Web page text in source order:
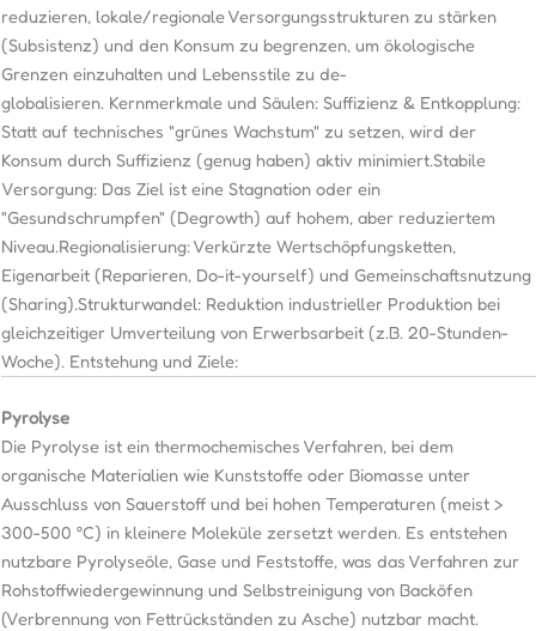
reduzieren, lokale/regionale Versorgungsstrukturen zu stärken
(Subsistenz) und den Konsum zu begrenzen, um ökologische
Grenzen einzuhalten und Lebensstile zu de-
globalisieren. Kernmerkmale und Säulen: Suffizienz & Entkopplung:
Statt auf technisches "grünes Wachstum" zu setzen, wird der
Konsum durch Suffizienz (genug haben) aktiv minimiert.Stabile
Versorgung: Das Ziel ist eine Stagnation oder ein
"Gesundschrumpfen" (Degrowth) auf hohem, aber reduziertem
Niveau.Regionalisierung: Verkürzte Wertschöpfungsketten,
Eigenarbeit (Reparieren, Do-it-yourself) und Gemeinschaftsnutzung
(Sharing).Strukturwandel: Reduktion industrieller Produktion bei
gleichzeitiger Umverteilung von Erwerbsarbeit (z.B. 20-Stunden-
Woche). Entstehung und Ziele:
Pyrolyse
Die Pyrolyse ist ein thermochemisches Verfahren, bei dem
organische Materialien wie Kunststoffe oder Biomasse unter
Ausschluss von Sauerstoff und bei hohen Temperaturen (meist >
300-500 °C) in kleinere Moleküle zersetzt werden. Es entstehen
nutzbare Pyrolyseöle, Gase und Feststoffe, was das Verfahren zur
Rohstoffwiedergewinnung und Selbstreinigung von Backöfen
(Verbrennung von Fettrückständen zu Asche) nutzbar macht.